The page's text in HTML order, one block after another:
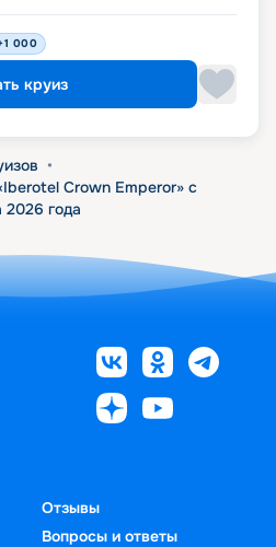
000
круиз
•
Crown Emperor» с
2026 года
Отзывы
Вопросы и ответы